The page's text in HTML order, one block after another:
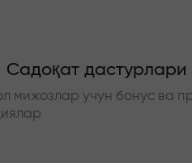
Садоқат дастурлари
мижозлар учун бонус ва